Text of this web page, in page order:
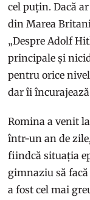
cel puțin. Dacă
din Marea
„Despre Adolf
principale și
pentru orice
dar îi
Romina a venit
într-un an de
fiindcă situația
gimnaziu să
a fost cel mai